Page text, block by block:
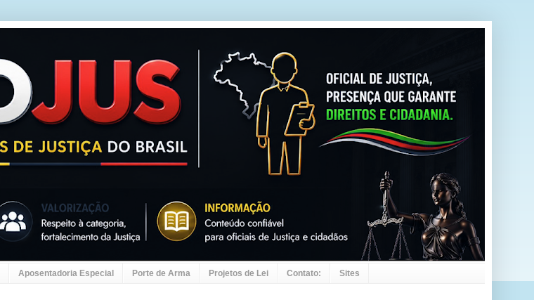
Aposentadoria Especial Porte de Arma Projetos de Lei Contato: Sites